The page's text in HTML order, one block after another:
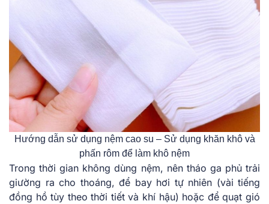
Hướng dẫn sử dụng nệm cao su – Sử dụng khăn khô và
phấn rôm để làm khô nệm
Trong thời gian không dùng nệm, nên tháo ga phủ trải
giường ra cho thoáng, để bay hơi tự nhiên (vài tiếng
đồng hồ tùy theo thời tiết và khí hậu) hoặc để quạt gió